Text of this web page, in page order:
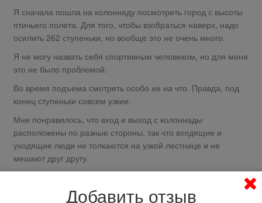
Я сначала пошла на колоннаду посмотреть город с высоты
птичьего полета. Для того, чтобы взобраться наверх, надо
осилить 262 ступеньки, но вообще это не очень много.
Я не могу назвать себя спортивным человеком, но для меня
это не было проблемой.
Во время подъема смотреть особо не на что. Правда, под
конец ступеньки совсем узкие.
Мне понравилось, что вход и выход с колоннады
расположены по разные стороны, так что входящие и
уходящие люди не толкаются на узкой лестнице и не
мешают друг другу.
широкий, кажется, что там находиться довольно безопасно,
Добавить отзыв